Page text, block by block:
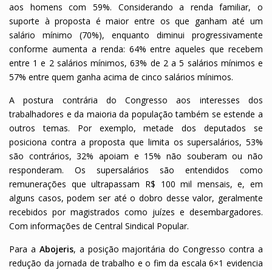
aos homens com 59%. Considerando a renda familiar, o
suporte à proposta é maior entre os que ganham até um
salário mínimo (70%), enquanto diminui progressivamente
conforme aumenta a renda: 64% entre aqueles que recebem
entre 1 e 2 salários mínimos, 63% de 2 a 5 salários mínimos e
57% entre quem ganha acima de cinco salários mínimos.
A postura contrária do Congresso aos interesses dos
trabalhadores e da maioria da população também se estende a
outros temas. Por exemplo, metade dos deputados se
posiciona contra a proposta que limita os supersalários, 53%
são contrários, 32% apoiam e 15% não souberam ou não
responderam. Os supersalários são entendidos como
remunerações que ultrapassam R$ 100 mil mensais, e, em
alguns casos, podem ser até o dobro desse valor, geralmente
recebidos por magistrados como juízes e desembargadores.
Com informações de Central Sindical Popular.
Para a Abojeris, a posição majoritária do Congresso contra a
redução da jornada de trabalho e o fim da escala 6×1 evidencia